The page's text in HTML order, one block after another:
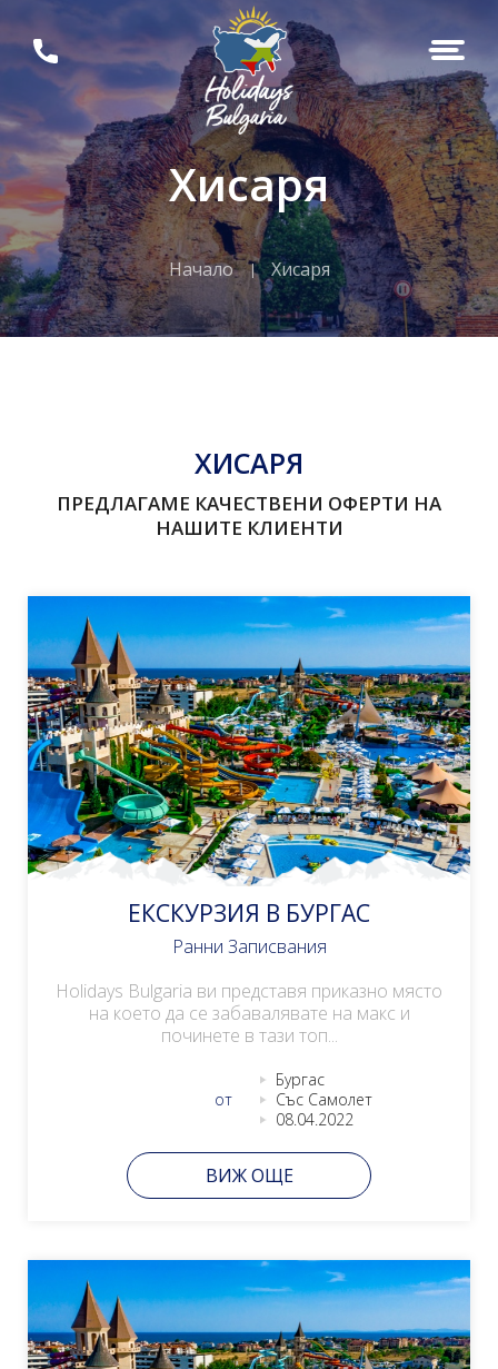
Хисаря
Начало Хисаря
ХИСАРЯ
ПРЕДЛАГАМЕ КАЧЕСТВЕНИ ОФЕРТИ НА
НАШИТЕ КЛИЕНТИ
ЕКСКУРЗИЯ В БУРГАС
Ранни Записвания
Holidays Bulgaria ви представя приказно място
на което да се забавалявате на макс и
починете в тази топ...
от
Бургас
Със Самолет
08.04.2022
ВИЖ ОЩЕ